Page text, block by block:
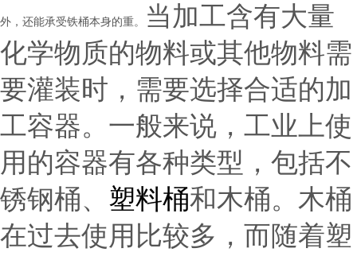
外，还能承受铁桶本身的重。
当加工含有大量
化学物质的物料或其他物料需
要灌装时，需要选择合适的加
工容器。一般来说，工业上使
用的容器有各种类型，包括不
锈钢桶、 塑料桶和木桶。木桶
在过去使用比较多，而随着塑